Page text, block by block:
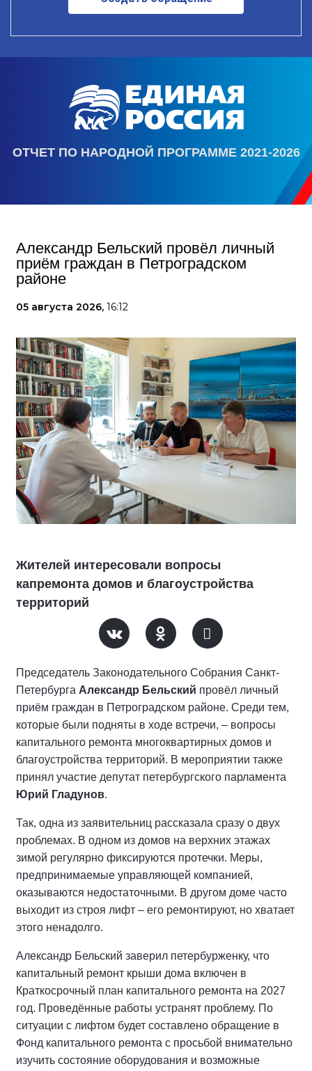
ОТЧЕТ ПО НАРОДНОЙ ПРОГРАММЕ 2021-2026
Александр Бельский провёл личный
приём граждан в Петроградском
районе
05 августа 2026, 16:12
Жителей интересовали вопросы
капремонта домов и благоустройства
территорий
Председатель Законодательного Собрания Санкт-
Петербурга Александр Бельский провёл личный
приём граждан в Петроградском районе. Среди тем,
которые были подняты в ходе встречи, – вопросы
капитального ремонта многоквартирных домов и
благоустройства территорий. В мероприятии также
принял участие депутат петербургского парламента
Юрий Гладунов.
Так, одна из заявительниц рассказала сразу о двух
проблемах. В одном из домов на верхних этажах
зимой регулярно фиксируются протечки. Меры,
предпринимаемые управляющей компанией,
оказываются недостаточными. В другом доме часто
выходит из строя лифт – его ремонтируют, но хватает
этого ненадолго.
Александр Бельский заверил петербурженку, что
капитальный ремонт крыши дома включен в
Краткосрочный план капитального ремонта на 2027
год. Проведённые работы устранят проблему. По
ситуации с лифтом будет составлено обращение в
Фонд капитального ремонта с просьбой внимательно
изучить состояние оборудования и возможные